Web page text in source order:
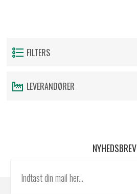
FILTERS
LEVERANDØRER
NYHEDSBREV